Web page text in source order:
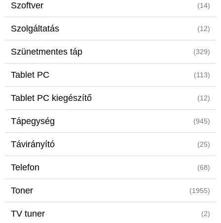
Szoftver (14)
Szolgáltatás (12)
Szünetmentes táp (329)
Tablet PC (113)
Tablet PC kiegészítő (12)
Tápegység (945)
Távirányító (25)
Telefon (68)
Toner (1955)
TV tuner (2)